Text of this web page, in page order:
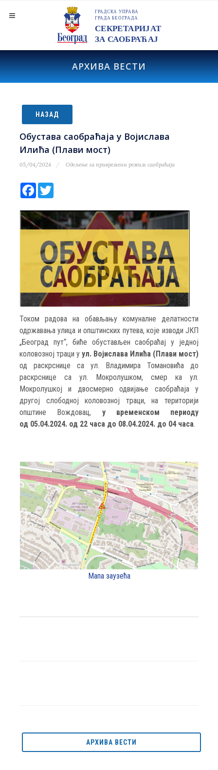
АРХИВА ВЕСТИ
НАЗАД
Обустава саобраћаја у Војислава
Илића (Плави мост)
05/04/2024 Одељење за привремени режим саобраћаја
Facebook
Током радова на обављању комуналне делатности
одржавања улица и општинских путева, које изводи ЈКП
„Београд пут“, биће обустављен саобраћај у једној
коловозној траци у ул. Војислава Илића (Плави мост)
од раскрснице са ул. Владимира Томановића до
раскрснице са ул. Мокролушком, смер ка ул.
Мокролушкој и двосмерно одвијање саобраћаја у
другој слободној коловозној траци, на територији
општине Вождовац, у временском периоду
од 05.04.2024. од 22 часа до 08.04.2024. до 04 часа.
Мапа заузећа
АРХИВА ВЕСТИ